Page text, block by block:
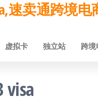
速卖通跨境
虚拟卡 独立站 跨
visa